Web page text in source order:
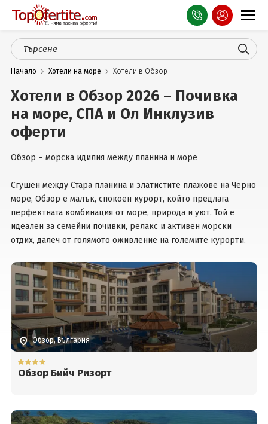
Оферти
СПА
Планина
Море
Чужбина
Празници
Турция
Услуги
Вход
Начало Хотели на море Хотели в Обзор
Хотели в Обзор 2026 – Почивка
на море, СПА и Ол Инклузив
оферти
Обзор – морска идилия между планина и море
Сгушен между Стара планина и златистите плажове на Черно
море, Обзор е малък, спокоен курорт, който предлага
перфектната комбинация от море, природа и уют. Той е
идеален за семейни почивки, релакс и активен морски
отдих, далеч от голямото оживление на големите курорти.
Обзор, България
Обзор Бийч Ризорт